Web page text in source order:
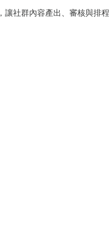
，讓社群內容產出、審核與排